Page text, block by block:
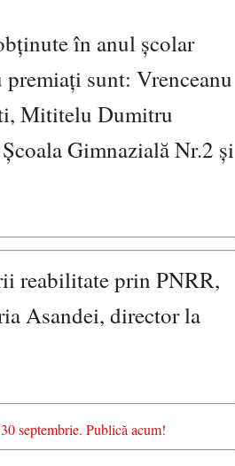
în anul școlar
sunt: Vrenceanu
Mititelu Dumitru
Gimnazială Nr.2 și
reabilitate prin PNRR,
Asandei, director la
septembrie. Publică acum!